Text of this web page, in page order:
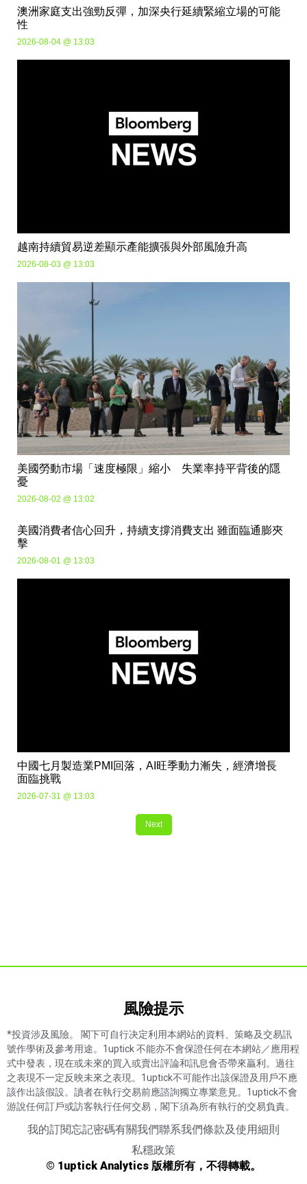
澳洲家庭支出強勁反彈，加深央行延續緊縮立場的可能
性
2026-08-04 @ 13:03
越南持續貿易逆差顯示產能擴張與外部風險升高
2026-08-03 @ 13:03
美國勞動市場「速度極限」縮小 失業率持平背後的隱
憂
2026-08-02 @ 13:02
美國消費者信心回升，持續支撐消費支出 雖面臨通膨夾
擊
2026-08-01 @ 13:03
中國七月製造業PMI回落，AI旺季動力漸失，經濟增長
面臨挑戰
2026-07-31 @ 13:03
Next
風險提示​
*投資涉及風險。 閣下可自行决定利用本網站的資料、策略及交易訊
號作學術及參考用途。1uptick 不能亦不會保證任何在本網站／應用程
式中發表，現在或未來的買入或賣出評論和訊息會否帶來贏利。過往
之表現不一定反映未來之表現。1uptick不可能作出該保證及用戶不應
該作出該假設。讀者在執行交易前應諮詢獨立專業意見。1uptick不會
游說任何訂戶或訪客執行任何交易，閣下須為所有執行的交易負責。
我的訂閱忘記密碼有關我們聯系我們條款及使用細則
私穩政策
© 1uptick Analytics 版權所有，不得轉載。